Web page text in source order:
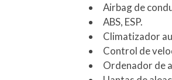
Airbag de
ABS, ESP.
Climatizador
Control de
Ordenador de